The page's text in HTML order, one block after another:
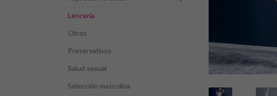
Lencería
Otros
Preservativos
Salud sexual
Selección masculina